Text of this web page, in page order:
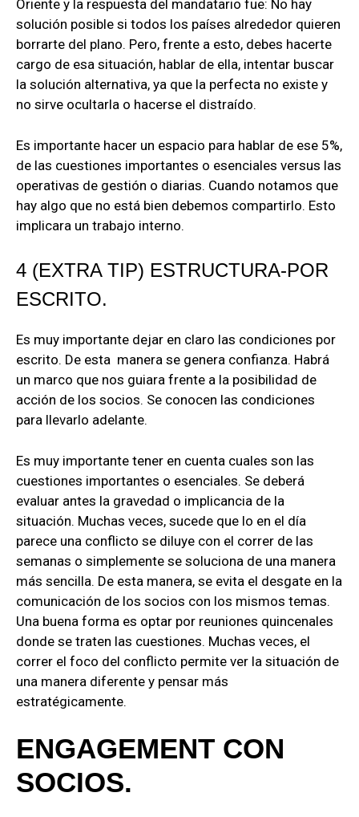
Oriente y la respuesta del mandatario fue: No hay
solución posible si todos los países alrededor quieren
borrarte del plano. Pero, frente a esto, debes hacerte
cargo de esa situación, hablar de ella, intentar buscar
la solución alternativa, ya que la perfecta no existe y
no sirve ocultarla o hacerse el distraído.
Es importante hacer un espacio para hablar de ese 5%,
de las cuestiones importantes o esenciales versus las
operativas de gestión o diarias. Cuando notamos que
hay algo que no está bien debemos compartirlo. Esto
implicara un trabajo interno.
4 (EXTRA TIP) ESTRUCTURA-POR
ESCRITO.
Es muy importante dejar en claro las condiciones por
escrito. De esta manera se genera confianza. Habrá
un marco que nos guiara frente a la posibilidad de
acción de los socios. Se conocen las condiciones
para llevarlo adelante.
Es muy importante tener en cuenta cuales son las
cuestiones importantes o esenciales. Se deberá
evaluar antes la gravedad o implicancia de la
situación. Muchas veces, sucede que lo en el día
parece una conflicto se diluye con el correr de las
semanas o simplemente se soluciona de una manera
más sencilla. De esta manera, se evita el desgate en la
comunicación de los socios con los mismos temas.
Una buena forma es optar por reuniones quincenales
donde se traten las cuestiones. Muchas veces, el
correr el foco del conflicto permite ver la situación de
una manera diferente y pensar más
estratégicamente.
ENGAGEMENT CON
SOCIOS.